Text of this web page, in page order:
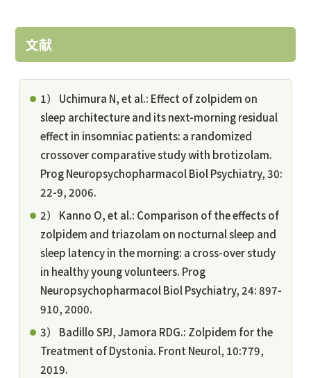
文献
1） Uchimura N, et al.: Effect of zolpidem on
sleep architecture and its next-morning residual
effect in insomniac patients: a randomized
crossover comparative study with brotizolam.
Prog Neuropsychopharmacol Biol Psychiatry, 30:
22-9, 2006.
2） Kanno O, et al.: Comparison of the effects of
zolpidem and triazolam on nocturnal sleep and
sleep latency in the morning: a cross-over study
in healthy young volunteers. Prog
Neuropsychopharmacol Biol Psychiatry, 24: 897-
910, 2000.
3） Badillo SPJ, Jamora RDG.: Zolpidem for the
Treatment of Dystonia. Front Neurol, 10:779,
2019.